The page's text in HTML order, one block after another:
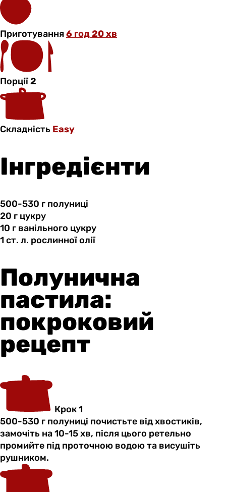
Приготування6 год 20 хв
Порції2
Складність Easy
Інгредієнти
500-530 г полуниці
20 г цукру
10 г ванільного цукру
1 ст. л. рослинної олії
Полунична
пастила:
покроковий
рецепт
Крок 1
500-530 г полуниці почистьте від хвостиків,
замочіть на 10-15 хв, після цього ретельно
промийте під проточною водою та висушіть
рушником.